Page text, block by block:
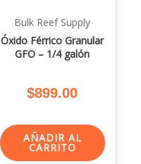
Bulk Reef Supply
Óxido Férrico Granular
GFO – 1/4 galón
$899.00
AÑADIR AL
CARRITO